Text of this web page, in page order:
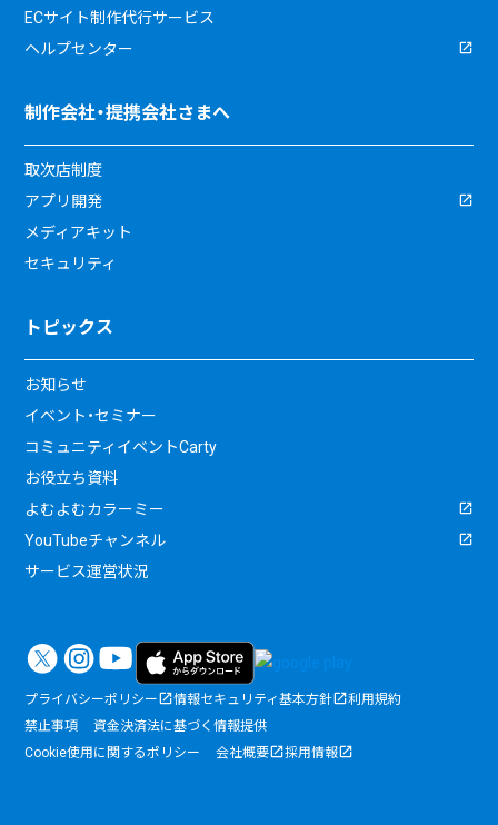
ECサイト制作代行サービス
ヘルプセンター
制作会社・提携会社さまへ
取次店制度
アプリ開発
メディアキット
セキュリティ
トピックス
お知らせ
イベント・セミナー
コミュニティイベントCarty
お役立ち資料
よむよむカラーミー
YouTubeチャンネル
サービス運営状況
プライバシーポリシー 情報セキュリティ基本方針
利用規約
禁止事項
資金決済法に基づく情報提供
Cookie使用に関するポリシー
会社概要 採用情報